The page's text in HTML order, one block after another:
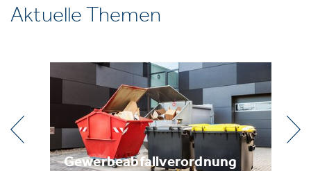
Aktuelle Themen
Metallrecycling